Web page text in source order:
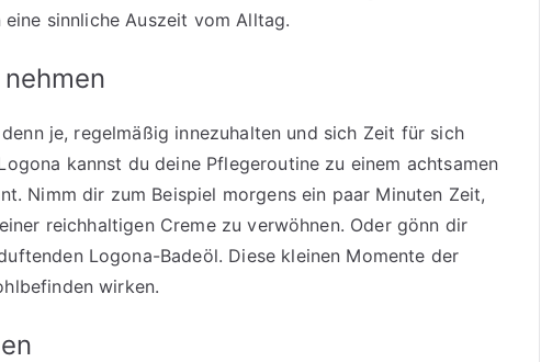
sinnliche Auszeit vom Alltag.
je, regelmäßig innezuhalten und sich Zeit für sich
kannst du deine Pflegeroutine zu einem achtsamen
Nimm dir zum Beispiel morgens ein paar Minuten Zeit,
reichhaltigen Creme zu verwöhnen. Oder gönn dir
Logona-Badeöl. Diese kleinen Momente der
wirken.